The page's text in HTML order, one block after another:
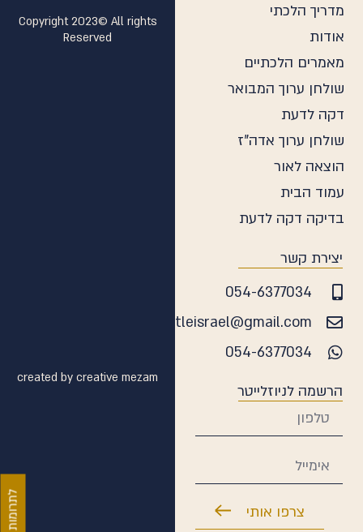
מדריך הלכתי
אודות
מאמרים הלכתיים
שולחן ערוך המבואר
דקה לדעת
שולחן ערוך אדה"ז
הוצאה לאור
עמוד הבית
בדיקה דקה לדעת
יצירת קשר
054-6377034
daatleisrael@gmail.com
054-6377034
הרשמה לניוזלייטר
צרפו אותי
Copyright 2023© All rights
Reserved
created by creative mezam
לתרומות